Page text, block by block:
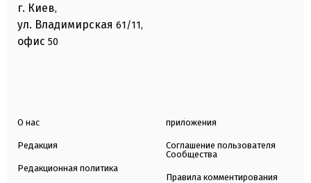
г. Киев,
ул. Владимирская 61/11,
офис 50
О нас
Редакция
Редакционная политика
приложения
Соглашение пользователя
Сообщества
Правила комментирования